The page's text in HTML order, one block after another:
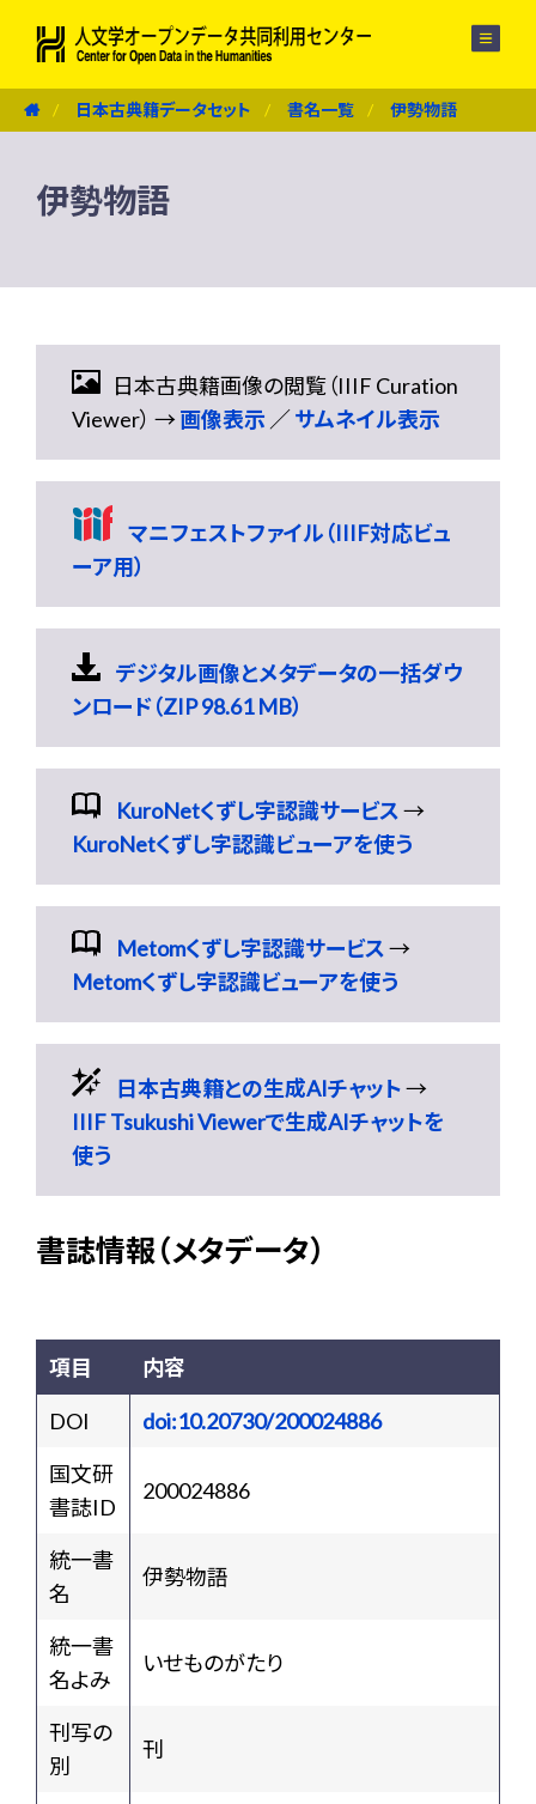
日本古典籍データセット 書名一覧 伊勢物語
伊勢物語
日本古典籍画像の閲覧（IIIF Curation
Viewer） →画像表示 ／サムネイル表示
マニフェストファイル（IIIF対応ビュ
ーア用）
デジタル画像とメタデータの一括ダウ
ンロード（ZIP 98.61 MB）
KuroNetくずし字認識サービス→
KuroNetくずし字認識ビューアを使う
Metomくずし字認識サービス→
Metomくずし字認識ビューアを使う
日本古典籍との生成AIチャット→
IIIF Tsukushi Viewerで生成AIチャットを
使う
書誌情報（メタデータ）
項目 内容
DOI
doi:10.20730/200024886
国文研
書誌ID
200024886
統一書
名
伊勢物語
統一書
名よみ
いせものがたり
刊写の
別
刊